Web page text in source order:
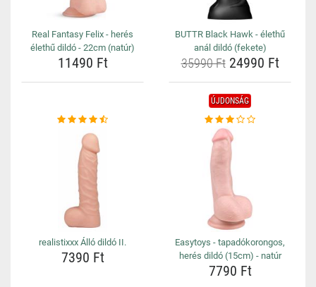
Real Fantasy Felix - herés
élethű dildó - 22cm (natúr)
11490 Ft
BUTTR Black Hawk - élethű
anál dildó (fekete)
35990 Ft24990 Ft
realistixxx Álló dildó II.
7390 Ft
ÚJDONSÁG
Easytoys - tapadókorongos,
herés dildó (15cm) - natúr
7790 Ft